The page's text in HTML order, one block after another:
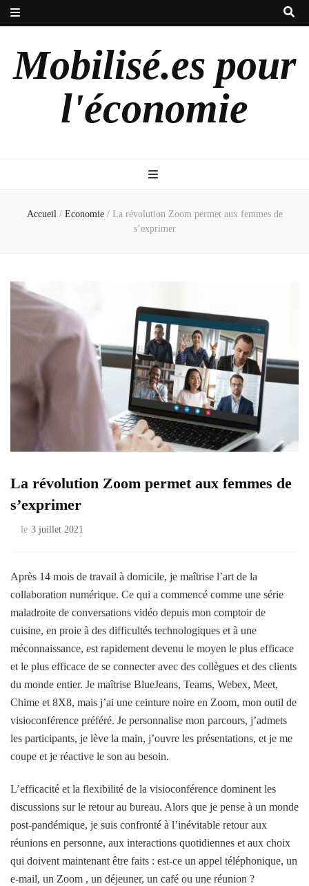
Mobilisé.es pour
l'économie
Accueil / Economie / La révolution Zoom permet aux femmes de
s’exprimer
La révolution Zoom permet aux femmes de
s’exprimer
le 3 juillet 2021
Après 14 mois de travail à domicile, je maîtrise l’art de la
collaboration numérique. Ce qui a commencé comme une série
maladroite de conversations vidéo depuis mon comptoir de
cuisine, en proie à des difficultés technologiques et à une
méconnaissance, est rapidement devenu le moyen le plus efficace
et le plus efficace de se connecter avec des collègues et des clients
du monde entier. Je maîtrise BlueJeans, Teams, Webex, Meet,
Chime et 8X8, mais j’ai une ceinture noire en Zoom, mon outil de
visioconférence préféré. Je personnalise mon parcours, j’admets
les participants, je lève la main, j’ouvre les présentations, et je me
coupe et je réactive le son au besoin.
L’efficacité et la flexibilité de la visioconférence dominent les
discussions sur le retour au bureau. Alors que je pense à un monde
post-pandémique, je suis confronté à l’inévitable retour aux
réunions en personne, aux interactions quotidiennes et aux choix
qui doivent maintenant être faits : est-ce un appel téléphonique, un
e-mail, un Zoom , un déjeuner, un café ou une réunion ?